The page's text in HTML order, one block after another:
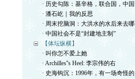
· 历史勾陈：基辛格，联合国，中国
· 潘石屹｜我的反思
· 周末挖脑洞：大洪水的水后来去哪
· 中国社会不是“封建地主制”
【体坛纵横】
· 叫你怎不爱上她
· Archilles''s Heel: 李宗伟的右
· 史海钩沉：1996年，有一场奇怪的